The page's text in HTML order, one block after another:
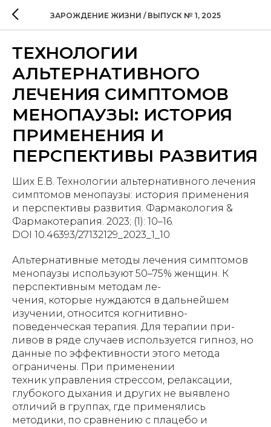
ЗАРОЖДЕНИЕ ЖИЗНИ / ВЫПУСК № 1, 2025
ТЕХНОЛОГИИ
АЛЬТЕРНАТИВНОГО
ЛЕЧЕНИЯ СИМПТОМОВ
МЕНОПАУЗЫ: ИСТОРИЯ
ПРИМЕНЕНИЯ И
ПЕРСПЕКТИВЫ РАЗВИТИЯ
Ших Е.В. Технологии альтернативного лечения
симптомов менопаузы: история применения
и перспективы развития. Фармакология &
Фармакотерапия. 2023; (1): 10–16.
DOI 10.46393/27132129_2023_1_10
Альтернативные методы лечения симптомов
менопаузы используют 50–75% женщин. К
перспективным методам ле-
чения, которые нуждаются в дальнейшем
изучении, относится когнитивно-
поведенческая терапия. Для терапии при-
ливов в ряде случаев используется гипноз, но
данные по эффективности этого метода
ограничены. При применении
техник управления стрессом, релаксации,
глубокого дыхания и других не выявлено
отличий в группах, где применялись
методики, по сравнению с плацебо и